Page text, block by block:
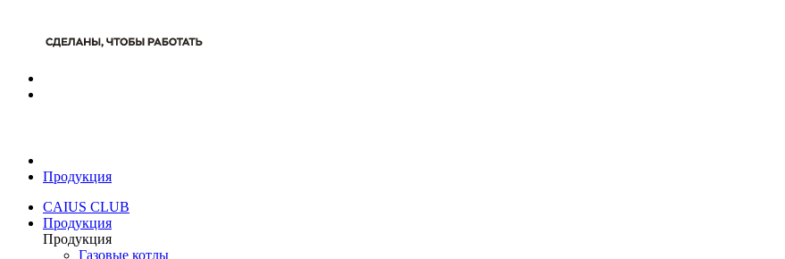
Продукция
CAIUS CLUB
Продукция
Продукция
Газовые котлы